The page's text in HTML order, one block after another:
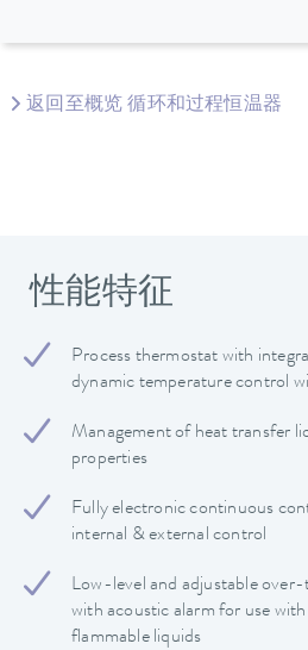
返回至概览 循环和过程恒温器
性能特征
Process thermostat with
dynamic temperature control
Management of heat transfer
properties
Fully electronic continuous
internal & external control
Low-level and adjustable
with acoustic alarm for use
flammable liquids